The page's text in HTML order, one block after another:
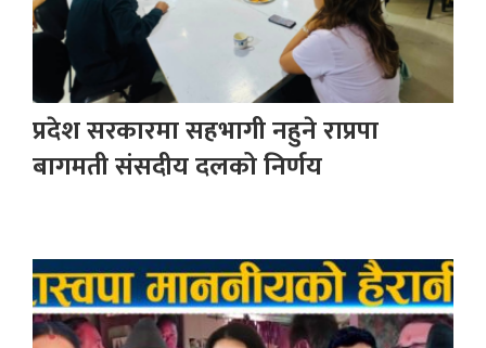
प्रदेश सरकारमा सहभागी नहुने राप्रपा
बागमती संसदीय दलको निर्णय